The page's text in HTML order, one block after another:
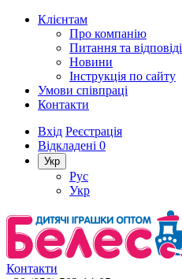
Клієнтам
Про компанію
Питання та відповіді
Новини
Інструкція по сайту
Умови співпраці
Контакти
Вхід Реєстрація
Відкладені 0
Укр
Рус
Укр
Контакти